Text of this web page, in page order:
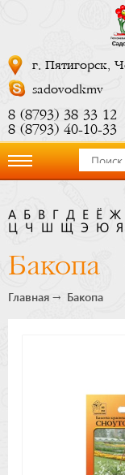
г. Пятигорск,
sadovodkmv
8 (8793) 38 33 12
8 (8793) 40-10-33
компании
Новости
Оптовикам
А Б В Г Д Е Ё Ж
Ч Э Ю Я
Бакопа
Главная Бакопа